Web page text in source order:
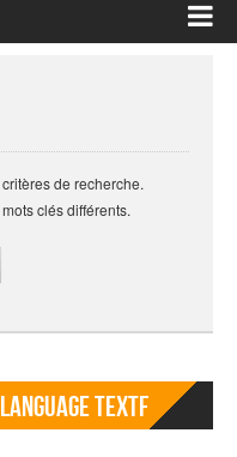
de recherche.
clés différents.
Textf